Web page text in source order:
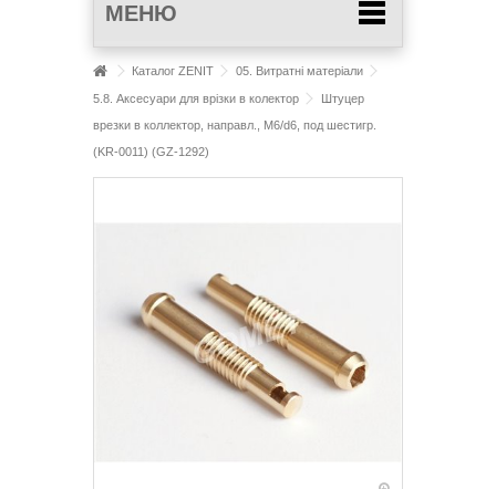
МЕНЮ
Каталог ZENIT 05. Витратні матеріали
5.8. Аксесуари для врізки в колектор
Штуцер
врезки в коллектор, направл., М6/d6, под шестигр.
(KR-0011) (GZ-1292)